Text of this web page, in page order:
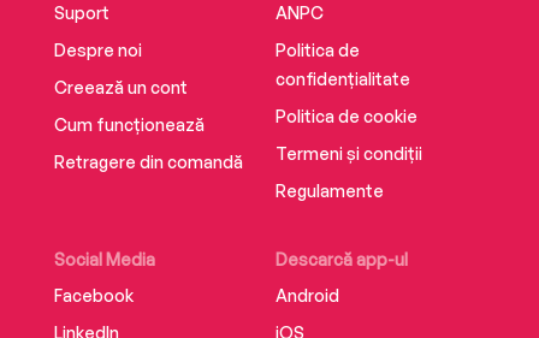
Suport
Despre noi
Creează un cont
Cum funcționează
Retragere din comandă
Social Media
Facebook
LinkedIn
Descarcă app-ul
Android
iOS
ANPC
Politica de
confidențialitate
Politica de cookie
Termeni și condiții
Regulamente